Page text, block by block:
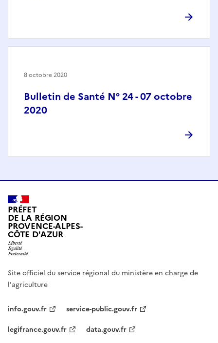
Bulletin de Santé N° 24 - 07 octobre
2020
8 octobre 2020
PRÉFET
DE LA RÉGION
PROVENCE-ALPES-
CÔTE D'AZUR
Site officiel du service régional du ministère en charge de
l'agriculture
info.gouv.fr
service-public.gouv.fr
legifrance.gouv.fr
data.gouv.fr